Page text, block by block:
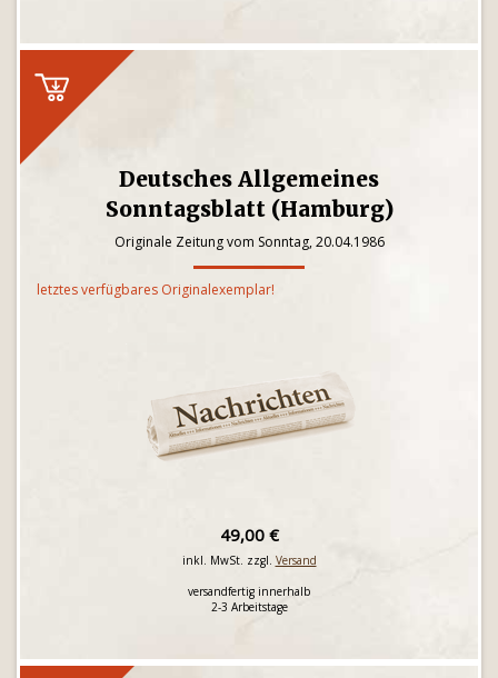
Deutsches Allgemeines
Sonntagsblatt (Hamburg)
Originale Zeitung vom Sonntag, 20.04.1986
letztes verfügbares Originalexemplar!
49,00 €
inkl. MwSt. zzgl. Versand
versandfertig innerhalb
2-3 Arbeitstage